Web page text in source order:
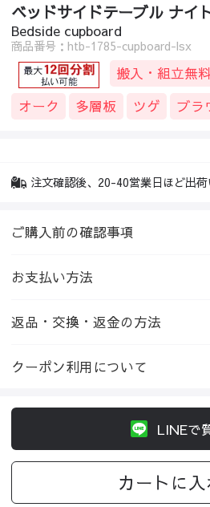
ベッドサイドテーブル ナイ
Bedside cupboard
商品番号：htb-1785-cupboard-lsx
搬入・組立無
オーク
多層板 ツゲ ブラ
注文確認後、20-40営業日ほど出荷
ご購入前の確認事項
お支払い方法
返品・交換・返金の方法
クーポン利用について
LINEで
カートに入